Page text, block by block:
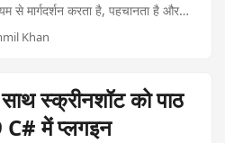
से मार्गदर्शन करता है, पहचानता है और
पीजीडी फ़ाइलों से पाठ निकालता ह.
Khan
स्क्रीनशॉट को पाठ
C# में प्लगइन